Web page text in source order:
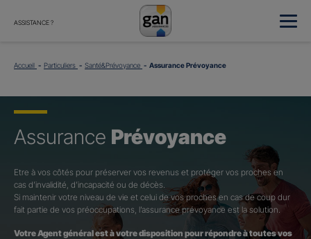
ASSISTANCE ?
Accueil Particuliers Santé&Prévoyance Assurance Prévoyance
Assurance Prévoyance
Etre à vos côtés pour préserver vos revenus et protéger vos proches en
cas d’invalidité, d’incapacité ou de décès.
Si maintenir votre niveau de vie et celui de vos proches en cas de coup dur
fait partie de vos préoccupations, l’assurance prévoyance est la solution.
Votre Agent général est à votre disposition pour répondre à toutes vos